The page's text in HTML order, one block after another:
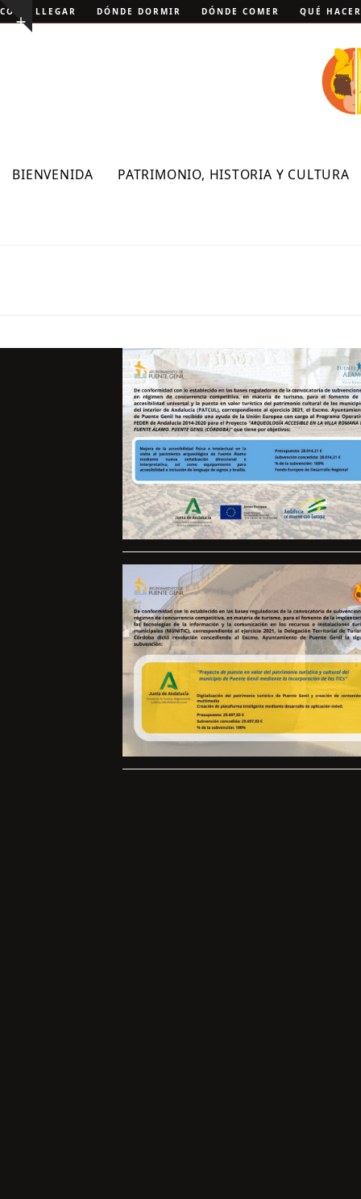
Skip
to Show
CÓMO LLEGAR DÓNDE DORMIR DÓNDE COMER QUÉ HACER
BIENVENIDA PATRIMONIO, HISTORIA Y CULTURA